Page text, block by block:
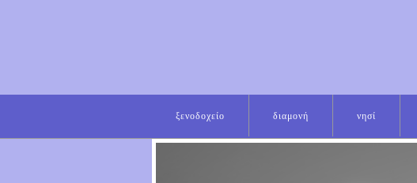
ξενοδοχείο διαμονή νησί